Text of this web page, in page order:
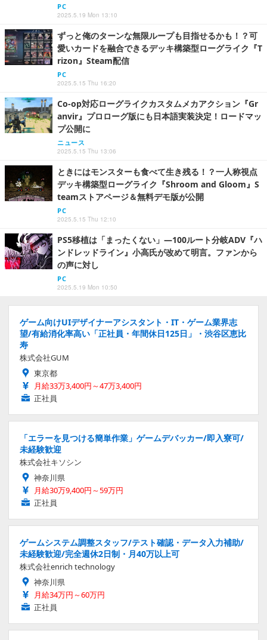
PC
2025.5.19 Mon 13:10
ずっと俺のターンな無限ループも目指せるかも！？可
愛いカードを融合できるデッキ構築型ローグライク『T
rizon』Steam配信
PC
2025.5.15 Thu 16:20
Co-op対応ローグライクカスタムメカアクション『Gr
anvir』プロローグ版にも日本語実装決定！ロードマッ
プ公開に
ニュース
2025.5.15 Thu 13:06
ときにはモンスターも食べて生き残る！？一人称視点
デッキ構築型ローグライク『Shroom and Gloom』S
teamストアページ＆無料デモ版が公開
PC
2025.5.15 Thu 12:10
PS5移植は「まったくない」―100ルート分岐ADV『ハ
ンドレッドライン』小高氏が改めて明言。ファンから
の声に対し
PC
2025.5.19 Mon 10:50
ゲーム向けUIデザイナーアシスタント・IT・ゲーム業界志
望/有給消化率高い「正社員・年間休日125日」・渋谷区恵比
寿
株式会社GUM
東京都
月給33万3,400円～47万3,400円
正社員
「エラーを見つける簡単作業」ゲームデバッカー/即入寮可/
未経験歓迎
株式会社キソシン
神奈川県
月給30万9,400円～59万円
正社員
ゲームシステム調整スタッフ/テスト確認・データ入力補助/
未経験歓迎/完全週休2日制・月40万以上可
株式会社enrich technology
神奈川県
月給34万円～60万円
正社員